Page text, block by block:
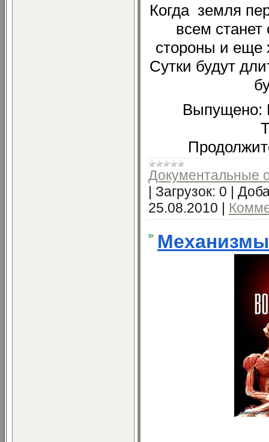
Когда земля
всем станет
стороны и еще
Сутки будут
Выпущено:
Документальные
Загрузок: 0
25.08.2010